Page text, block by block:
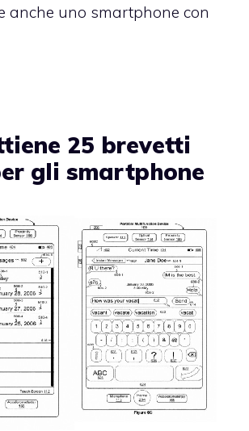
anche uno smartphone con
25 brevetti
gli smartphone